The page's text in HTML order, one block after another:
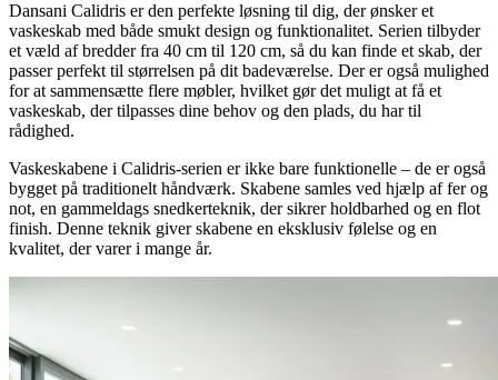
Dansani Calidris er den perfekte løsning til dig, der ønsker et
vaskeskab med både smukt design og funktionalitet. Serien tilbyder
et væld af bredder fra 40 cm til 120 cm, så du kan finde et skab, der
passer perfekt til størrelsen på dit badeværelse. Der er også mulighed
for at sammensætte flere møbler, hvilket gør det muligt at få et
vaskeskab, der tilpasses dine behov og den plads, du har til
rådighed.
Vaskeskabene i Calidris-serien er ikke bare funktionelle – de er også
bygget på traditionelt håndværk. Skabene samles ved hjælp af fer og
not, en gammeldags snedkerteknik, der sikrer holdbarhed og en flot
finish. Denne teknik giver skabene en eksklusiv følelse og en
kvalitet, der varer i mange år.